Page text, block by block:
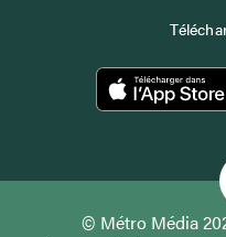
© Métro Média